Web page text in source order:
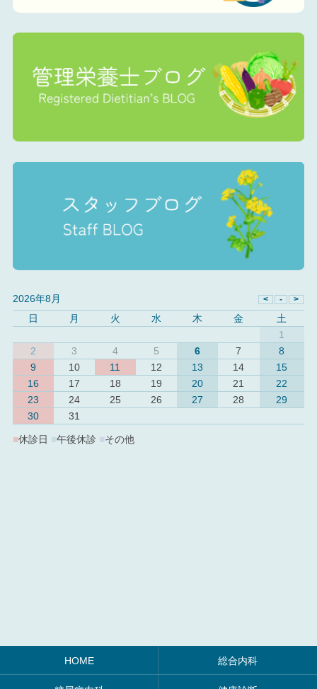
2026年8月
日
月 火 水 木 金
土
1
2
3 4 5 6 7
8
9
10 11 12 13 14
15
16
17 18 19 20 21
22
23
24 25 26 27 28
29
30
31
■休診日 ■午後休診 その他
HOME 総合内科